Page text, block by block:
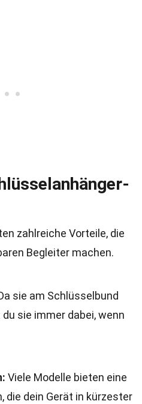
zahlreiche Vorteile, die
Begleiter machen.
sie am Schlüsselbund
sie immer dabei, wenn
Viele Modelle bieten eine
die dein Gerät in kürzester